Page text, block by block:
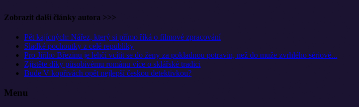
Zobrazit další články autora >>>
Pět kajícných: Nářez, který si přímo říká o filmové zpracování
Sladké pochoutky z celé republiky
Pro Jiřího Březinu je lehčí vcítit se do ženy za pokladnou potravin, než do muže zvrhlého sériové...
Zjistěte díky působivému románu více o sklářské tradici
Bude V kopřivách opět nejlepší českou detektivkou?
Menu